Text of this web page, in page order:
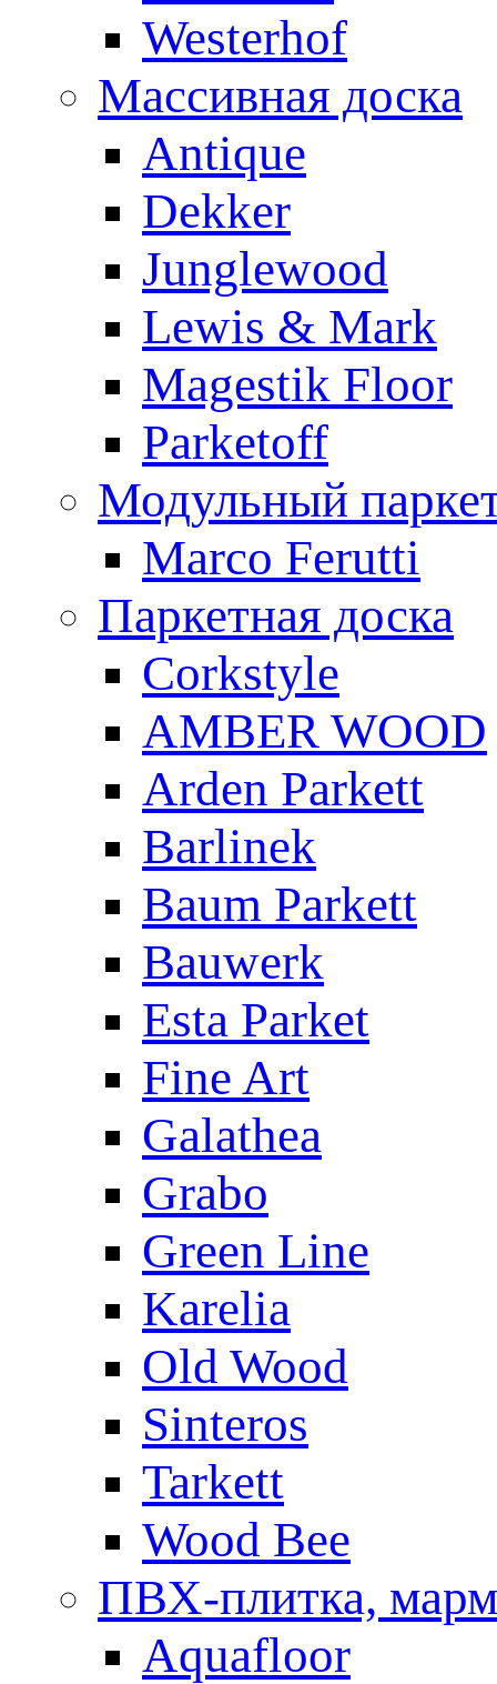
Westerhof
Массивная доска
Antique
Dekker
Junglewood
Lewis & Mark
Magestik Floor
Parketoff
Модульный
Marco Ferutti
Паркетная доска
Corkstyle
AMBER WOOD
Arden Parkett
Barlinek
Baum Parkett
Bauwerk
Esta Parket
Fine Art
Galathea
Grabo
Green Line
Karelia
Old Wood
Sinteros
Tarkett
Wood Bee
ПВХ-плитка,
Aquafloor